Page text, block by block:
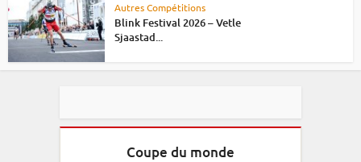
Autres Compétitions
Blink Festival 2026 – Vetle
Sjaastad...
Coupe du monde